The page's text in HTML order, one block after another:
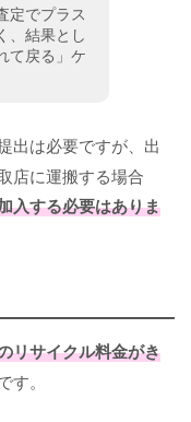
定でプラス
、結果とし
て戻る」ケ
出は必要ですが、出
店に運搬する場合
入する必要はありま
リサイクル料金がき
す。